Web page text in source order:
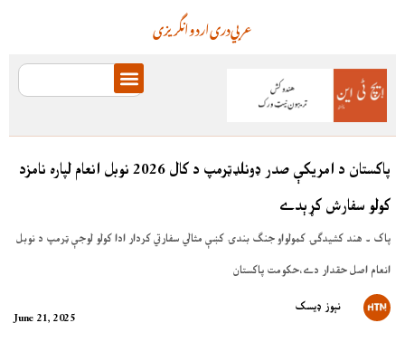
انگریزیاردودریعربي
پاکستان د امريکې صدر ډونلډټرمپ د کال 2026 نوبل انعام لپاره نامزد
کولو سفارش کړېدے
پاک ۔ هند کشيدګۍ کمولواو جنګ بندۍ کښې مثالي سفارتي کردار ادا کولو لوجې ټرمپ د نوبل
انعام اصل حقدار دے،حکومت پاکستان
June 21, 2025
نېوز ډیسک